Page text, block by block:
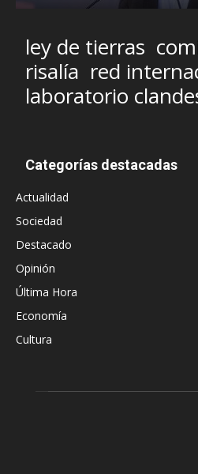
ley de tierras
risalía red
laboratorio
Categorías destacadas
Actualidad
Sociedad
Destacado
Opinión
Última Hora
Economía
Cultura